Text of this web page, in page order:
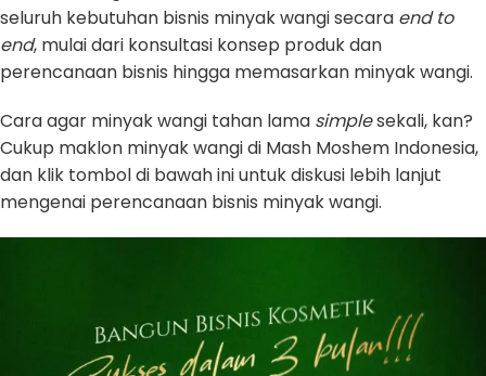
seluruh kebutuhan bisnis minyak wangi secara end to
end, mulai dari konsultasi konsep produk dan
perencanaan bisnis hingga memasarkan minyak wangi.
Cara agar minyak wangi tahan lama simplesekali, kan?
Cukup maklon minyak wangi di Mash Moshem Indonesia,
dan klik tombol di bawah ini untuk diskusi lebih lanjut
mengenai perencanaan bisnis minyak wangi.